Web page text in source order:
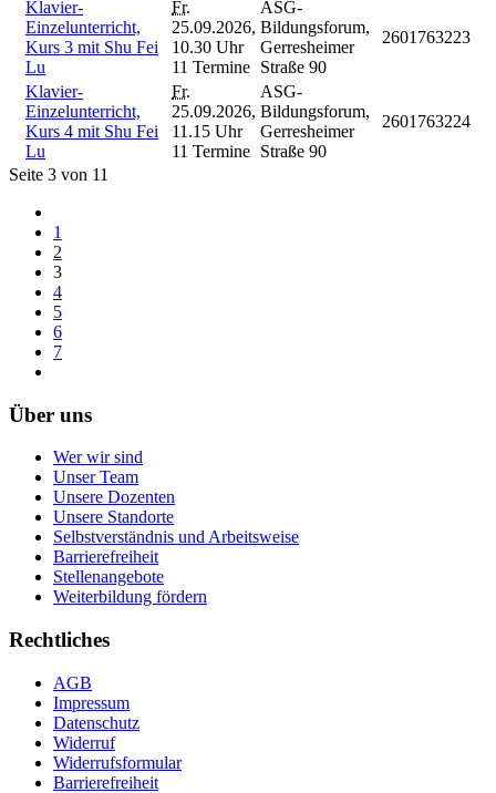
Klavier-
Einzelunterricht,
Kurs 3 mit Shu Fei
Lu
Fr.
25.09.2026,
10.30 Uhr
11 Termine
ASG-
Bildungsforum,
Gerresheimer
Straße 90
2601763223
Klavier-
Einzelunterricht,
Kurs 4 mit Shu Fei
Lu
Fr.
25.09.2026,
11.15 Uhr
11 Termine
ASG-
Bildungsforum,
Gerresheimer
Straße 90
2601763224
Seite 3 von 11
1
2
3
4
5
6
7
Über uns
Wer wir sind
Unser Team
Unsere Dozenten
Unsere Standorte
Selbstverständnis und Arbeitsweise
Barrierefreiheit
Stellenangebote
Weiterbildung fördern
Rechtliches
AGB
Impressum
Datenschutz
Widerruf
Widerrufsformular
Barrierefreiheit